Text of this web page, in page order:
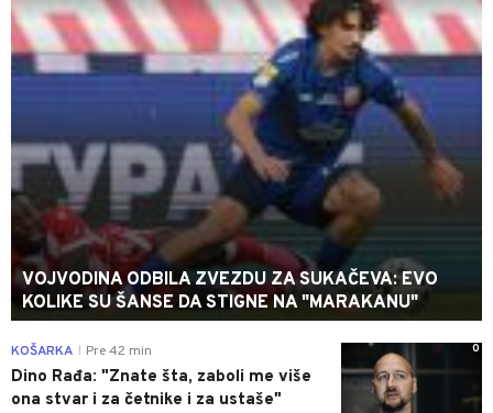
VOJVODINA ODBILA ZVEZDU ZA SUKAČEVA: EVO
KOLIKE SU ŠANSE DA STIGNE NA "MARAKANU"
0
KOŠARKA Pre 42 min
Dino Rađa: "Znate šta, zaboli me više
ona stvar i za četnike i za ustaše"